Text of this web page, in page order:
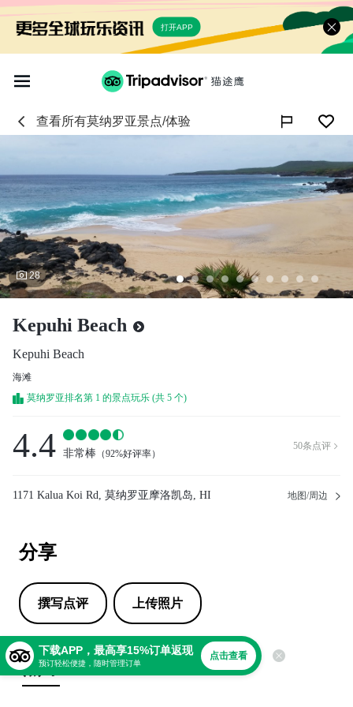
打开APP
查看所有莫纳罗亚景点/体验
28
Kepuhi Beach
Kepuhi Beach
海滩
莫纳罗亚排名第 1 的景点玩乐 (共 5 个)
4.4 非常棒 （92%好评率）
50条点评 
1171 Kalua Koi Rd, 莫纳罗亚摩洛凯岛, HI 地图/周边
分享
撰写点评 上传照片
点评
下载APP，最高享15%订单返现
预订轻松便捷，随时管理订单
点击查看